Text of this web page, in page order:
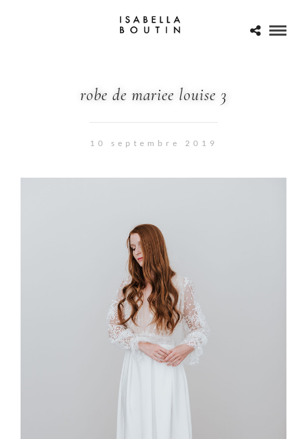
robe de mariee louise 3
10 septembre 2019